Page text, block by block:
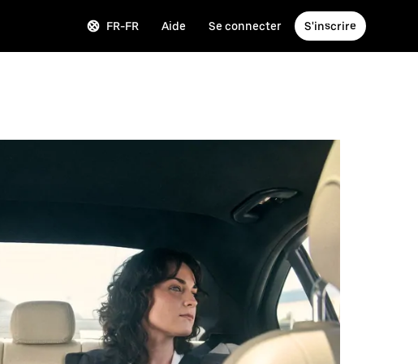
FR-FR Aide Se connecter S'inscrire